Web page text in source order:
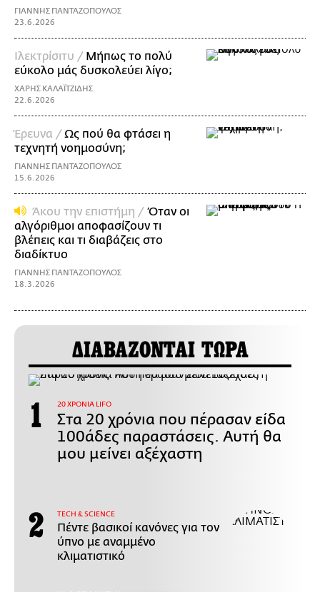
ΓΙΑΝΝΗΣ ΠΑΝΤΑΖΟΠΟΥΛΟΣ
23.6.2026
Ιλεκτρίσιτυ / Μήπως το πολύ
εύκολο μάς δυσκολεύει λίγο;
ΧΑΡΗΣ ΚΑΛΑΪΤΖΙΔΗΣ
22.6.2026
Έρευνα /Ως πού θα φτάσει η
τεχνητή νοημοσύνη;
ΓΙΑΝΝΗΣ ΠΑΝΤΑΖΟΠΟΥΛΟΣ
15.6.2026
Άκου την επιστήμη /Όταν οι
αλγόριθμοι αποφασίζουν τι
βλέπεις και τι διαβάζεις στο
διαδίκτυο
ΓΙΑΝΝΗΣ ΠΑΝΤΑΖΟΠΟΥΛΟΣ
18.3.2026
ΔΙΑΒΑΖΟΝΤΑΙ ΤΩΡΑ
20 ΧΡΟΝΙΑ LIFO
Στα 20 χρόνια που πέρασαν είδα
100άδες παραστάσεις. Αυτή θα
μου μείνει αξέχαστη
ΤECH & SCIENCE
Πέντε βασικοί κανόνες για τον
ύπνο με αναμμένο
κλιματιστικό